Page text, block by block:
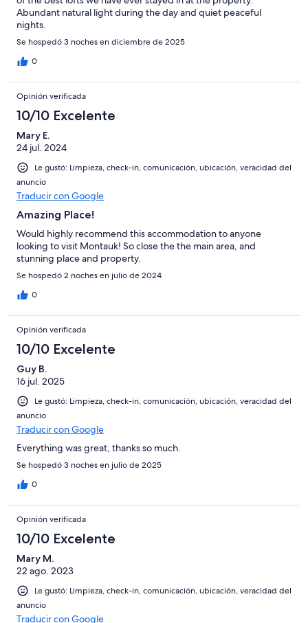
Abundant natural light during the day and quiet peaceful
nights.
Se hospedó 3 noches en diciembre de 2025
0
Opinión verificada
10/10 Excelente
Mary E.
24 jul. 2024
Le gustó: Limpieza, check-in, comunicación, ubicación, veracidad del
anuncio
Traducir con Google
Amazing Place!
Would highly recommend this accommodation to anyone
looking to visit Montauk! So close the the main area, and
stunning place and property.
Se hospedó 2 noches en julio de 2024
0
Opinión verificada
10/10 Excelente
Guy B.
16 jul. 2025
Le gustó: Limpieza, check-in, comunicación, ubicación, veracidad del
anuncio
Traducir con Google
Everything was great, thanks so much.
Se hospedó 3 noches en julio de 2025
0
Opinión verificada
10/10 Excelente
Mary M.
22 ago. 2023
Le gustó: Limpieza, check-in, comunicación, ubicación, veracidad del
anuncio
Traducir con Google